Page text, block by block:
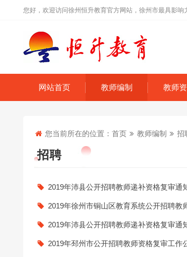
您好，欢迎访问徐州恒升教育官方网站，徐州市最具影响
网站首页 教师编制 教师
您当前所在的位置： 首页 教师编制 招
招聘
2019年沛县公开招聘教师递补资格复审通
2019年徐州市铜山区教育系统公开招聘教
2019年沛县公开招聘教师递补资格复审通
2019年邳州市公开招聘教师资格复审工作
24上教师资格证